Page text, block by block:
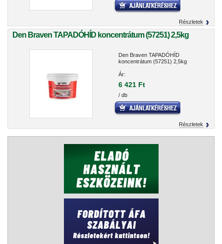
Részletek
Den Braven TAPADÓHÍD koncentrátum (57251) 2,5kg
Den Braven TAPADÓHÍD
koncentrátum (57251) 2,5kg
Ár:
6 421 Ft
/ db
Részletek